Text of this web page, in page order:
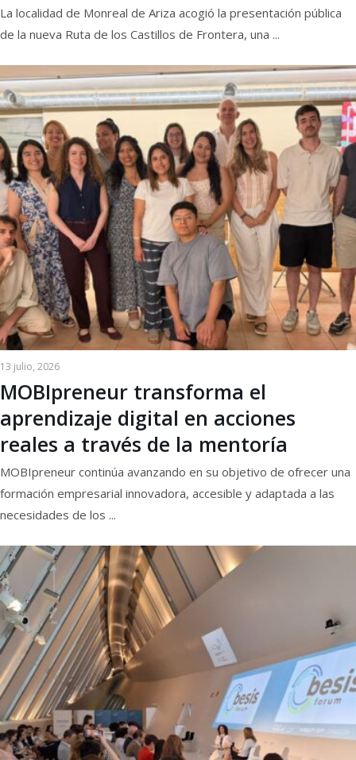
La localidad de Monreal de Ariza acogió la presentación pública
de la nueva Ruta de los Castillos de Frontera, una ...
13 julio, 2026
MOBIpreneur transforma el
aprendizaje digital en acciones
reales a través de la mentoría
MOBIpreneur continúa avanzando en su objetivo de ofrecer una
formación empresarial innovadora, accesible y adaptada a las
necesidades de los ...